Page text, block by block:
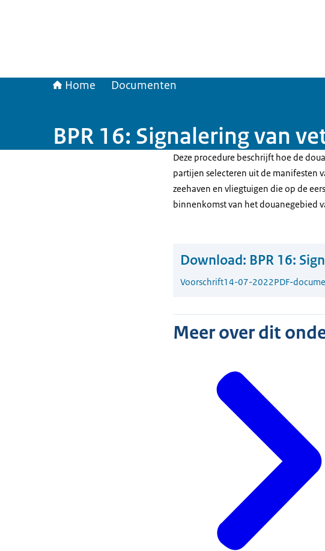
Home Documenten
BPR 16: Signalering van
Deze procedure beschrijft hoe de
partijen selecteren uit de manifesten
zeehaven en vliegtuigen die op de
binnenkomst van het douanegebied
Download: BPR 16:
Voorschrift14-07-2022PDF-
Meer over dit